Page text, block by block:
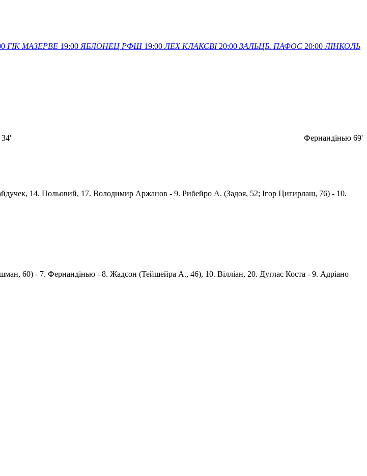
ГІК МАЗЕРВЕ 19:00 ЯБЛОНЕЦ РФШ 19:00 ЛЕХ КЛАКСВІ 20:00 ЗАЛЬЦБ. ПАФОС 20:00 ЛІНКОЛЬ
Фернандінью 69'
14. Польовий, 17. Вoлoдимир Аржанов - 9. Рибейро А. (Задоя, 52; Iгор Цигирлаш, 76) - 10.
60) - 7. Фернандінью - 8. Жадсон (Тейшейра А., 46), 10. Вілліан, 20. Дуглас Коста - 9. Адріано